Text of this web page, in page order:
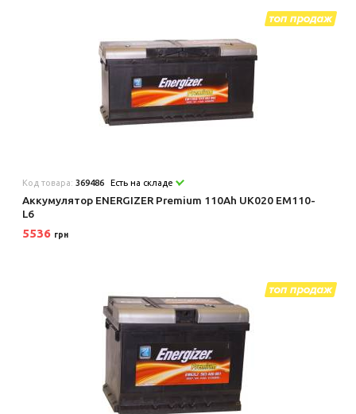
Код товара:369486 Есть на складе
Аккумулятор ENERGIZER Premium 110Ah UK020 EM110-
L6
5536 грн